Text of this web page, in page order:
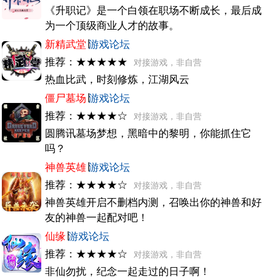
《升职记》是一个白领在职场不断成长，最后成
为一个顶级商业人才的故事。
新精武堂 游戏论坛
推荐：★★★★★
对接游戏，非自营
热血比武，时刻修炼，江湖风云
僵尸墓场 游戏论坛
推荐：★★★★☆
对接游戏，非自营
圆腾讯墓场梦想，黑暗中的黎明，你能抓住它
吗？
神兽英雄 游戏论坛
推荐：★★★★☆
对接游戏，非自营
神兽英雄开启不删档内测，召唤出你的神兽和好
友的神兽一起配对吧！
仙缘 游戏论坛
推荐：★★★★☆
对接游戏，非自营
非仙勿扰，纪念一起走过的日子啊！